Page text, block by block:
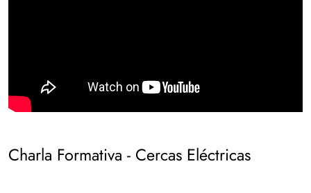
Charla Formativa - Cercas Eléctricas